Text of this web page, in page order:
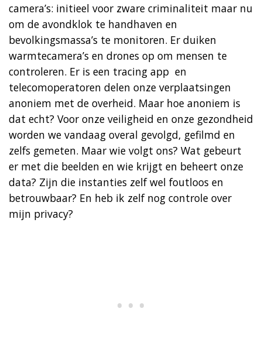
camera’s: initieel voor zware criminaliteit maar nu
om de avondklok te handhaven en
bevolkingsmassa’s te monitoren. Er duiken
warmtecamera’s en drones op om mensen te
controleren. Er is een tracing app en
telecomoperatoren delen onze verplaatsingen
anoniem met de overheid. Maar hoe anoniem is
dat echt? Voor onze veiligheid en onze gezondheid
worden we vandaag overal gevolgd, gefilmd en
zelfs gemeten. Maar wie volgt ons? Wat gebeurt
er met die beelden en wie krijgt en beheert onze
data? Zijn die instanties zelf wel foutloos en
betrouwbaar? En heb ik zelf nog controle over
mijn privacy?